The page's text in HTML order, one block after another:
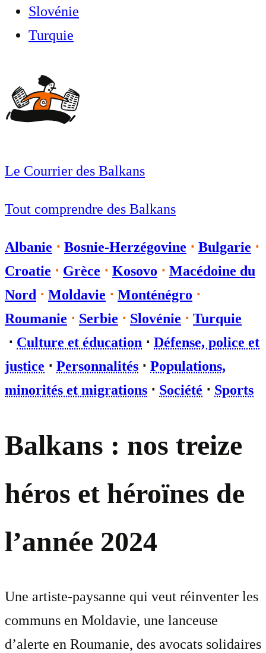
Slovénie
Turquie
Le Courrier des Balkans
Tout comprendre des Balkans
Albanie ⋅ Bosnie-Herzégovine ⋅ Bulgarie ⋅
Croatie ⋅ Grèce ⋅ Kosovo ⋅ Macédoine du
Nord ⋅ Moldavie ⋅ Monténégro ⋅
Roumanie ⋅ Serbie ⋅ Slovénie ⋅ Turquie
⋅ Culture et éducation ⋅ Défense, police et
justice ⋅ Personnalités ⋅ Populations,
minorités et migrations ⋅ Société ⋅ Sports
Balkans : nos treize
héros et héroïnes de
l’année 2024
Une artiste-paysanne qui veut réinventer les
communs en Moldavie, une lanceuse
d’alerte en Roumanie, des avocats solidaires